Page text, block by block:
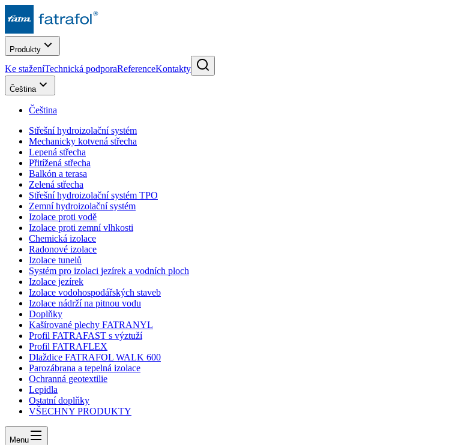
Produkty
Ke staženíTechnická podporaReferenceKontakty
Čeština
Čeština
Střešní hydroizolační systém
Mechanicky kotvená střecha
Lepená střecha
Přitížená střecha
Balkón a terasa
Zelená střecha
Střešní hydroizolační systém TPO
Zemní hydroizolační systém
Izolace proti vodě
Izolace proti zemní vlhkosti
Chemická izolace
Radonové izolace
Izolace tunelů
Systém pro izolaci jezírek a vodních ploch
Izolace jezírek
Izolace vodohospodářských staveb
Izolace nádrží na pitnou vodu
Doplňky
Kašírované plechy FATRANYL
Profil FATRAFAST s výztuží
Profil FATRAFLEX
Dlaždice FATRAFOL WALK 600
Parozábrana a tepelná izolace
Ochranná geotextilie
Lepidla
Ostatní doplňky
VŠECHNY PRODUKTY
Menu